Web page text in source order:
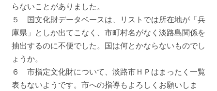
らないことがありました。
５ 国文化財データベースは、リストでは所在地が「兵
庫県」としか出てこなく、市町村名がなく淡路島関係を
抽出するのに不便でした。国は何とかならないものでし
ょうか。
６ 市指定文化財について、淡路市ＨＰはまったく一覧
表もないようです。市への指導もよろしくお願いしま